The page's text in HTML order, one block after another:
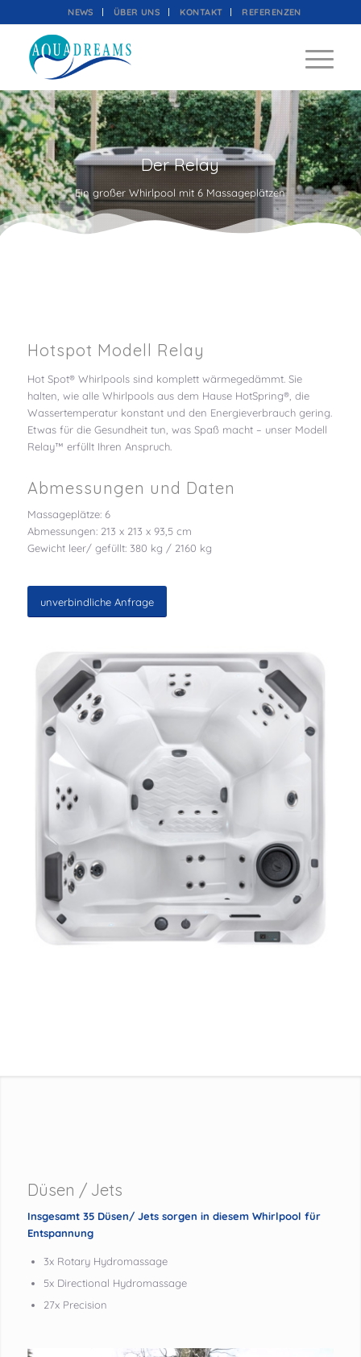
NEWS ÜBER UNS KONTAKT REFERENZEN
Der Relay
Ein großer Whirlpool mit 6 Massageplätzen
Hotspot Modell Relay
Hot Spot® Whirlpools sind komplett wärmegedämmt. Sie
halten, wie alle Whirlpools aus dem Hause HotSpring®, die
Wassertemperatur konstant und den Energieverbrauch gering.
Etwas für die Gesundheit tun, was Spaß macht – unser Modell
Relay™ erfüllt Ihren Anspruch.
Abmessungen und Daten
Massageplätze: 6
Abmessungen: 213 x 213 x 93,5 cm
Gewicht leer/ gefüllt: 380 kg / 2160 kg
unverbindliche Anfrage
Düsen / Jets
Insgesamt 35 Düsen/ Jets sorgen in diesem Whirlpool für
Entspannung
3x Rotary Hydromassage
5x Directional Hydromassage
27x Precision